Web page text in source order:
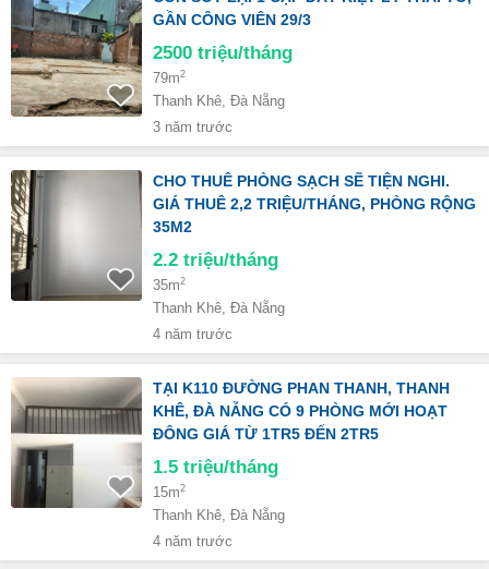
GẦN CÔNG VIÊN 29/3
2500 triệu/tháng
79m2
Thanh Khê, Đà Nẵng
3 năm trước
CHO THUÊ PHÒNG SẠCH SẼ TIỆN NGHI.
GIÁ THUÊ 2,2 TRIỆU/THÁNG, PHÒNG RỘNG
35M2
2.2 triệu/tháng
35m2
Thanh Khê, Đà Nẵng
4 năm trước
TẠI K110 ĐƯỜNG PHAN THANH, THANH
KHÊ, ĐÀ NẴNG CÓ 9 PHÒNG MỚI HOẠT
ĐÔNG GIÁ TỪ 1TR5 ĐẾN 2TR5
1.5 triệu/tháng
15m2
Thanh Khê, Đà Nẵng
4 năm trước